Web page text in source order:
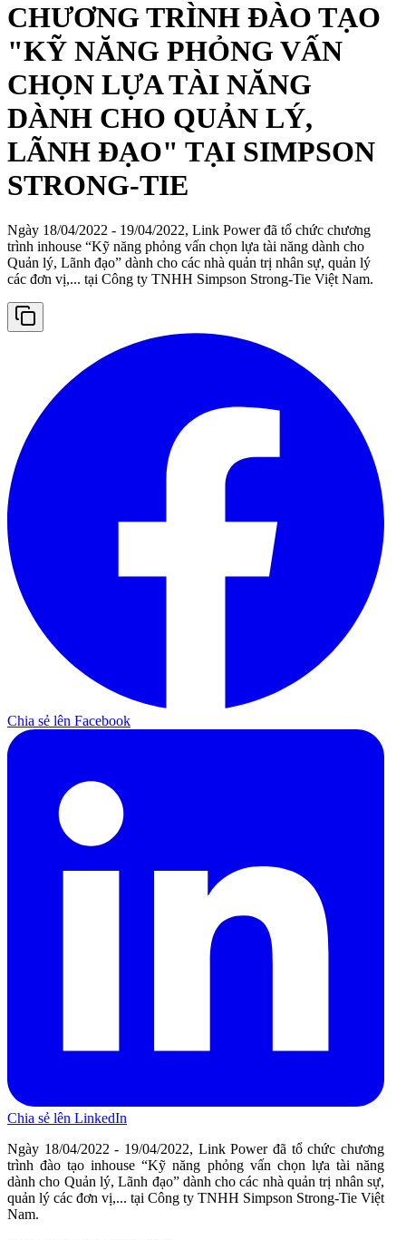
CHƯƠNG TRÌNH ĐÀO TẠO
"KỸ NĂNG PHỎNG VẤN
CHỌN LỰA TÀI NĂNG
DÀNH CHO QUẢN LÝ,
LÃNH ĐẠO" TẠI SIMPSON
STRONG-TIE
Ngày 18/04/2022 - 19/04/2022, Link Power đã tổ chức chương
trình inhouse “Kỹ năng phỏng vấn chọn lựa tài năng dành cho
Quản lý, Lãnh đạo” dành cho các nhà quản trị nhân sự, quản lý
các đơn vị,... tại Công ty TNHH Simpson Strong-Tie Việt Nam.
Chia sẻ lên Facebook
Chia sẻ lên LinkedIn
Ngày 18/04/2022 - 19/04/2022, Link Power đã tổ chức chương
trình đào tạo inhouse “Kỹ năng phỏng vấn chọn lựa tài năng
dành cho Quản lý, Lãnh đạo” dành cho các nhà quản trị nhân sự,
quản lý các đơn vị,... tại Công ty TNHH Simpson Strong-Tie Việt
Nam.